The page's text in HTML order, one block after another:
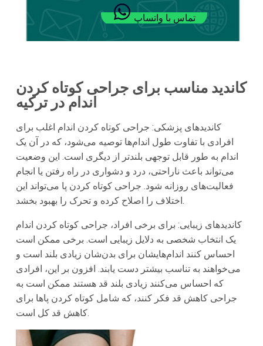
تماس با واتساپ
کاندید مناسب برای جراحی کوتاه کردن
اندام در ترکیه
کاندیدهای پزشکی: جراحی کوتاه کردن اندام اغلب برای
افرادی با تفاوت طول اندام‌ها توصیه می‌شود، که در آن یک
اندام به طور قابل توجهی بلندتر از دیگری است. این وضعیت
می‌تواند باعث ناراحتی، درد و دشواری در راه رفتن یا انجام
فعالیت‌های روزانه شود. جراحی کوتاه کردن پا می‌تواند این
اختلاف را اصلاح کرده و تحرک را بهبود بخشد.
کاندیدهای زیبایی: برای برخی افراد، جراحی کوتاه کردن اندام
یک انتخاب شخصی به دلایل زیبایی است. برخی ممکن است
احساس کنند اندام‌هایشان برای بدن‌شان زیادی بلند است و
می‌خواهند به تناسب بیشتر دست یابند. افزون بر این، افرادی
که احساس می‌کنند زیادی بلند قد هستند ممکن است به
جراحی کاهش قد فکر کنند، که شامل کوتاه کردن پاها برای
کاهش قد کل است.